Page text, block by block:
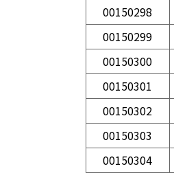
00150298
00150299
00150300
00150301
00150302
00150303
00150304